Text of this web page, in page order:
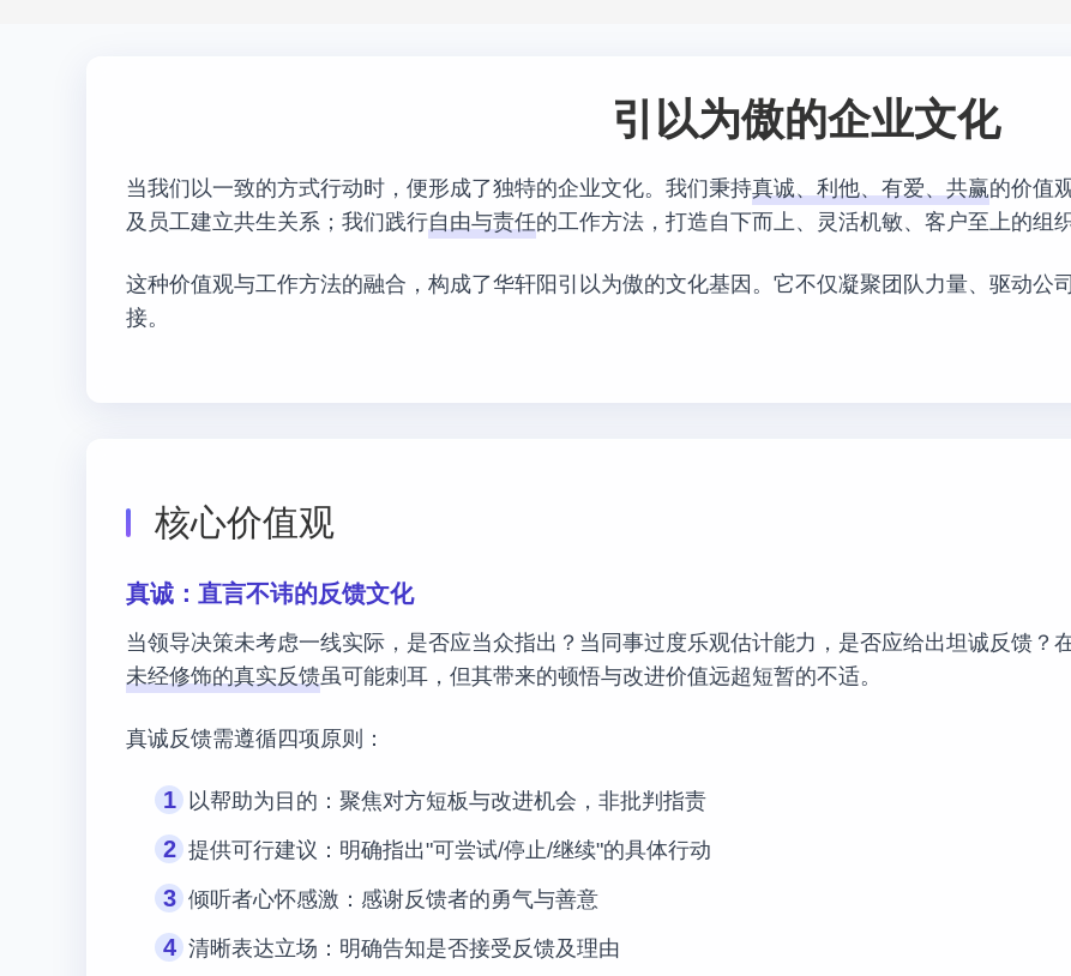
引以为傲的企业文化
当我们以一致的方式行动时，便形成了独特的企业文化。我们秉持真诚、利他、有爱、共赢的价值
及员工建立共生关系；我们践行自由与责任的工作方法，打造自下而上、灵活机敏、客户至上的组织
这种价值观与工作方法的融合，构成了华轩阳引以为傲的文化基因。它不仅凝聚团队力量、驱动公
接。
核心价值观
真诚：直言不讳的反馈文化
当领导决策未考虑一线实际，是否应当众指出？当同事过度乐观估计能力，是否应给出坦诚反馈？
未经修饰的真实反馈虽可能刺耳，但其带来的顿悟与改进价值远超短暂的不适。
真诚反馈需遵循四项原则：
1 以帮助为目的 ：聚焦对方短板与改进机会，非批判指责
2 提供可行建议 ：明确指出"可尝试/停止/继续"的具体行动
3 倾听者心怀感激 ：感谢反馈者的勇气与善意
4 清晰表达立场 ：明确告知是否接受反馈及理由